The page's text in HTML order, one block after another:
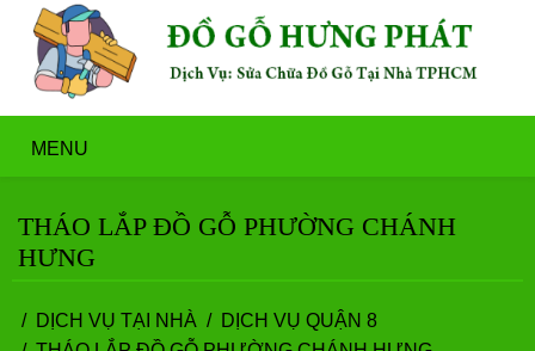
MENU
THÁO LẮP ĐỒ GỖ PHƯỜNG CHÁNH
HƯNG
DỊCH VỤ TẠI NHÀ
DỊCH VỤ QUẬN 8